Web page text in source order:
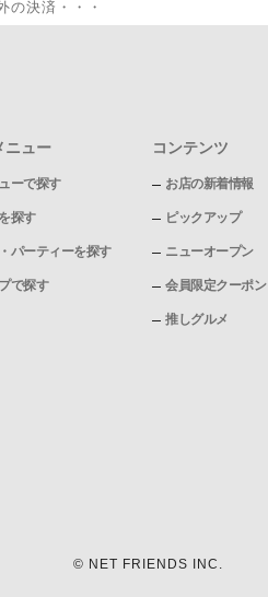
の決済・・・
ニュー
ーで探す
探す
パーティーを探す
で探す
コンテンツ
お店の新着情報
ピックアップ
ニューオープン
会員限定クーポン
推しグルメ
© NET FRIENDS INC.